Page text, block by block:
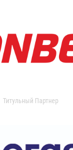
Титульный Партнер